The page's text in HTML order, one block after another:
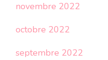
novembre 2022
octobre 2022
septembre 2022